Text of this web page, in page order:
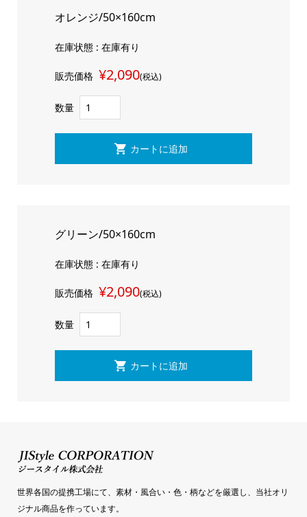
オレンジ/50×160cm
在庫状態 : 在庫有り
販売価格 ¥2,090(税込)
数量
グリーン/50×160cm
在庫状態 : 在庫有り
販売価格 ¥2,090(税込)
数量
世界各国の提携工場にて、素材・風合い・色・柄などを厳選し、当社オリ
ジナル商品を作っています。